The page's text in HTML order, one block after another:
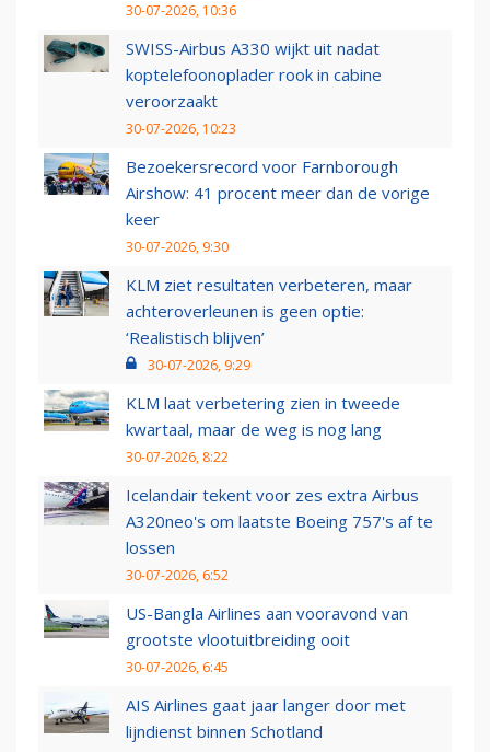
30-07-2026, 10:36
SWISS-Airbus A330 wijkt uit nadat
koptelefoonoplader rook in cabine
veroorzaakt
30-07-2026, 10:23
Bezoekersrecord voor Farnborough
Airshow: 41 procent meer dan de vorige
keer
30-07-2026, 9:30
KLM ziet resultaten verbeteren, maar
achteroverleunen is geen optie:
‘Realistisch blijven’
30-07-2026, 9:29
KLM laat verbetering zien in tweede
kwartaal, maar de weg is nog lang
30-07-2026, 8:22
Icelandair tekent voor zes extra Airbus
A320neo's om laatste Boeing 757's af te
lossen
30-07-2026, 6:52
US-Bangla Airlines aan vooravond van
grootste vlootuitbreiding ooit
30-07-2026, 6:45
AIS Airlines gaat jaar langer door met
lijndienst binnen Schotland